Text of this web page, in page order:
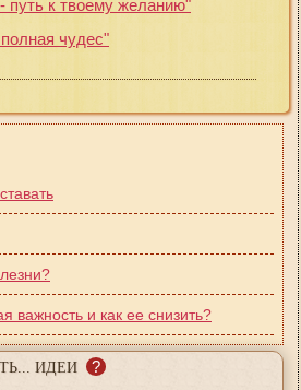
путь к твоему желанию"
чудес"
важность и как ее снизить?
ИДЕИ ?